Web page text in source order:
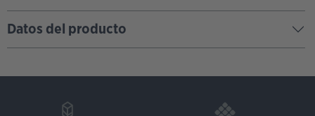
Datos del producto